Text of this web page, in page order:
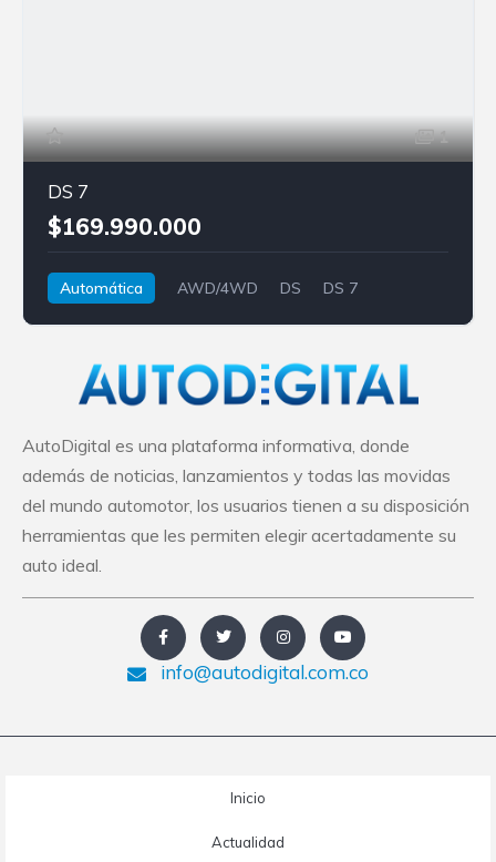
1
DS 7
$169.990.000
Automática AWD/4WD DS DS 7
AutoDigital es una plataforma informativa, donde
además de noticias, lanzamientos y todas las movidas
del mundo automotor, los usuarios tienen a su disposición
herramientas que les permiten elegir acertadamente su
auto ideal.
info@autodigital.com.co
Inicio
Actualidad